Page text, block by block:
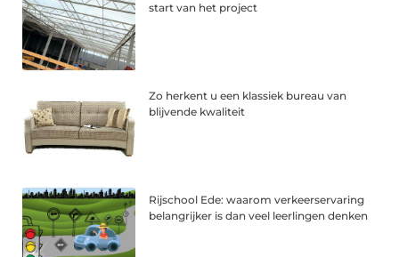
start van het project
Zo herkent u een klassiek bureau van
blijvende kwaliteit
Rijschool Ede: waarom verkeerservaring
belangrijker is dan veel leerlingen denken